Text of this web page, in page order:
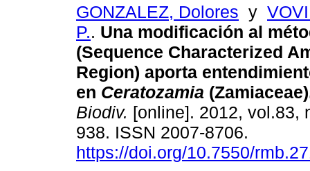
GONZALEZ, Dolores y
P.. Una modificación al
(Sequence Characterized
Region) aporta
en Ceratozamia (Zamiaceae)
Biodiv. [online]. 2012, vol.83,
938. ISSN 2007-8706.
https://doi.org/10.7550/